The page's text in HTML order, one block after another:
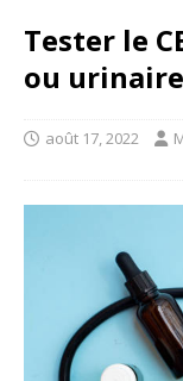
Tester le
ou
août 17, 2022